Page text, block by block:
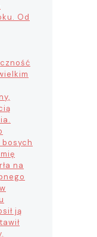
Od
na
ją